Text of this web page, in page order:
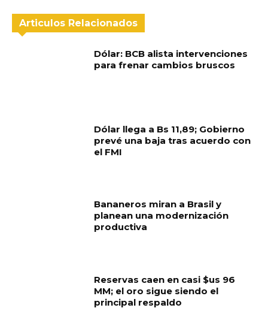
Articulos Relacionados
Dólar: BCB alista intervenciones
para frenar cambios bruscos
Dólar llega a Bs 11,89; Gobierno
prevé una baja tras acuerdo con
el FMI
Bananeros miran a Brasil y
planean una modernización
productiva
Reservas caen en casi $us 96
MM; el oro sigue siendo el
principal respaldo